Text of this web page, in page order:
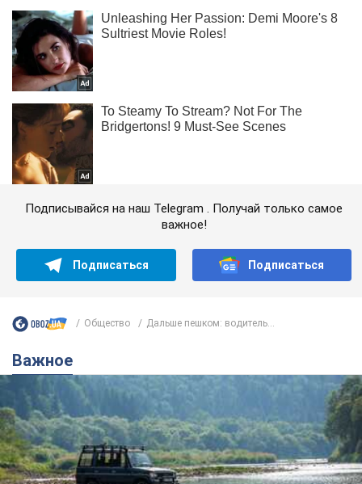
Подписывайся на наш Telegram . Получай только самое
важное!
Подписаться Подписаться
Общество Дальше пешком: водитель...
Важное